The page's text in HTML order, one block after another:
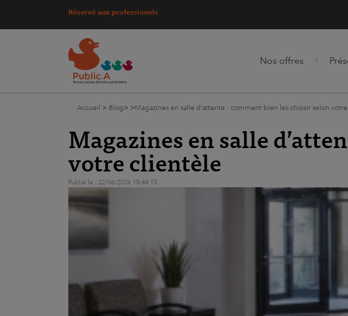
Réservé aux professionels
Nos offres
Accueil > Blog> >Magazines en salle d’attente : comment bien les choisir selon
Magazines en salle
votre clientèle
Publié le : 22/06/2026 15:44:15